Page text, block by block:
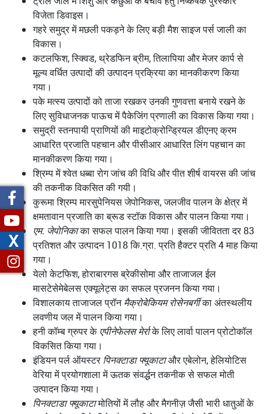
विजेता डिवाइस।
गहरे समुद्र में मछली पकड़ने के लिए बड़ी मैश साइज पर्स जाली का
विकास।
कटलफिश, स्क्विड, थ्रेडफिन ब्रीम, तिलापिया और मेजर कार्प से
मूल्य वर्धित उत्पादों की उत्पादन प्रक्रिया का मानकीकरण किया
गया।
पके मत्स्य उत्पादों को ताजा रखकर उनकी गुणवत्ता बनाये रखने के
लिए सुविधाजनक पाऊच में पैकेजिंग प्रणाली का विकास किया गया।
समुद्री स्तनपायी प्राणियों की माइटोक्रोन्ड्रियल डीएनए क्रम
आधारित प्रजाति पहचान और पीसीआर आधारित लिंग पहचान का
मानकीकरण किया गया।
श्रिम्प में श्वेत धब्बा रोग जांच की विधि और पीत शीर्ष वायरस की जांच
की तकनीक विकसित की गयी।
कुरूमा श्रिम्प मारसुपेनियस जेपोनिकस, जलजीव पालन के क्षेत्र में
क्षमतावान प्रजाति का ब्रूड स्टॉक विकास और पालन किया गया।
एम. जेपोनिकाका सफल पालन किया गया। इसकी जीवितता दर 83
प्रतिशत और उत्पादन 1018 कि.ग्रा. प्रति हैक्टर प्रति 4 माह किया
गया।
येलो केटफिश, होराबारगस ब्रेकीसोमा और ताजाजल ईल
मासटेसेमेबेलस एक्यूलेट्स का सफल प्रजनन किया गया।
विशालकाय ताजाजल प्रॉनमैक्रोबेकियम रोसेनबर्गीका अंतस्थलीय
लवणीय जल में पालन किया गया।
हनी कॉम्ब ग्रुपर केएपीनेफेलस मेर्राके लिए लार्वा पालन प्रोटोकॉल
विकसित किया गया।
इंडियन पर्ल ऑयस्टर पिनक्टाडा फ्यूकाटाऔर एबेलोन, हेलियोटिस
वेरिया में प्रयोगशाला में ऊतक संवर्द्धन तकनीक से सफल मोती
उत्पादन किया गया।
पिनक्टाडा फ्यूकाटामोतियों में लौह और मैगनीज़ जैसी भारी धातुओं के
X